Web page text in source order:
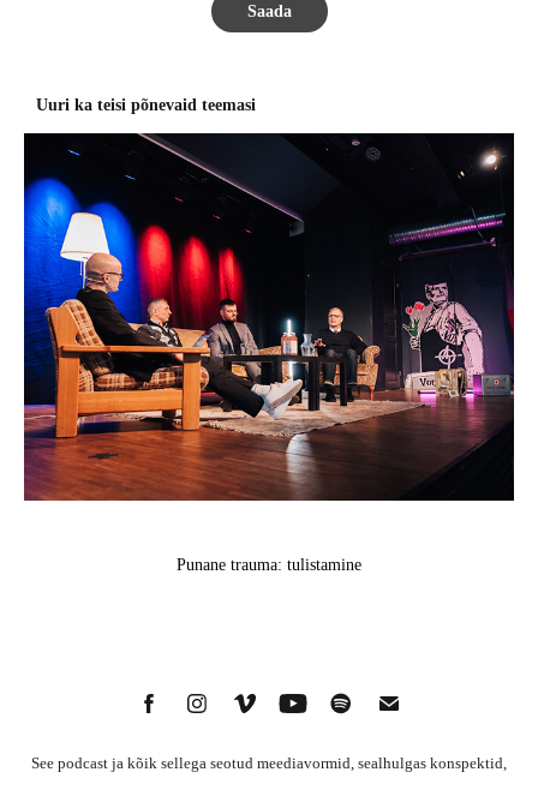
Saada
Uuri ka teisi põnevaid teemasi
Punane trauma: tulistamine
See podcast ja kõik sellega seotud meediavormid, sealhulgas konspektid,